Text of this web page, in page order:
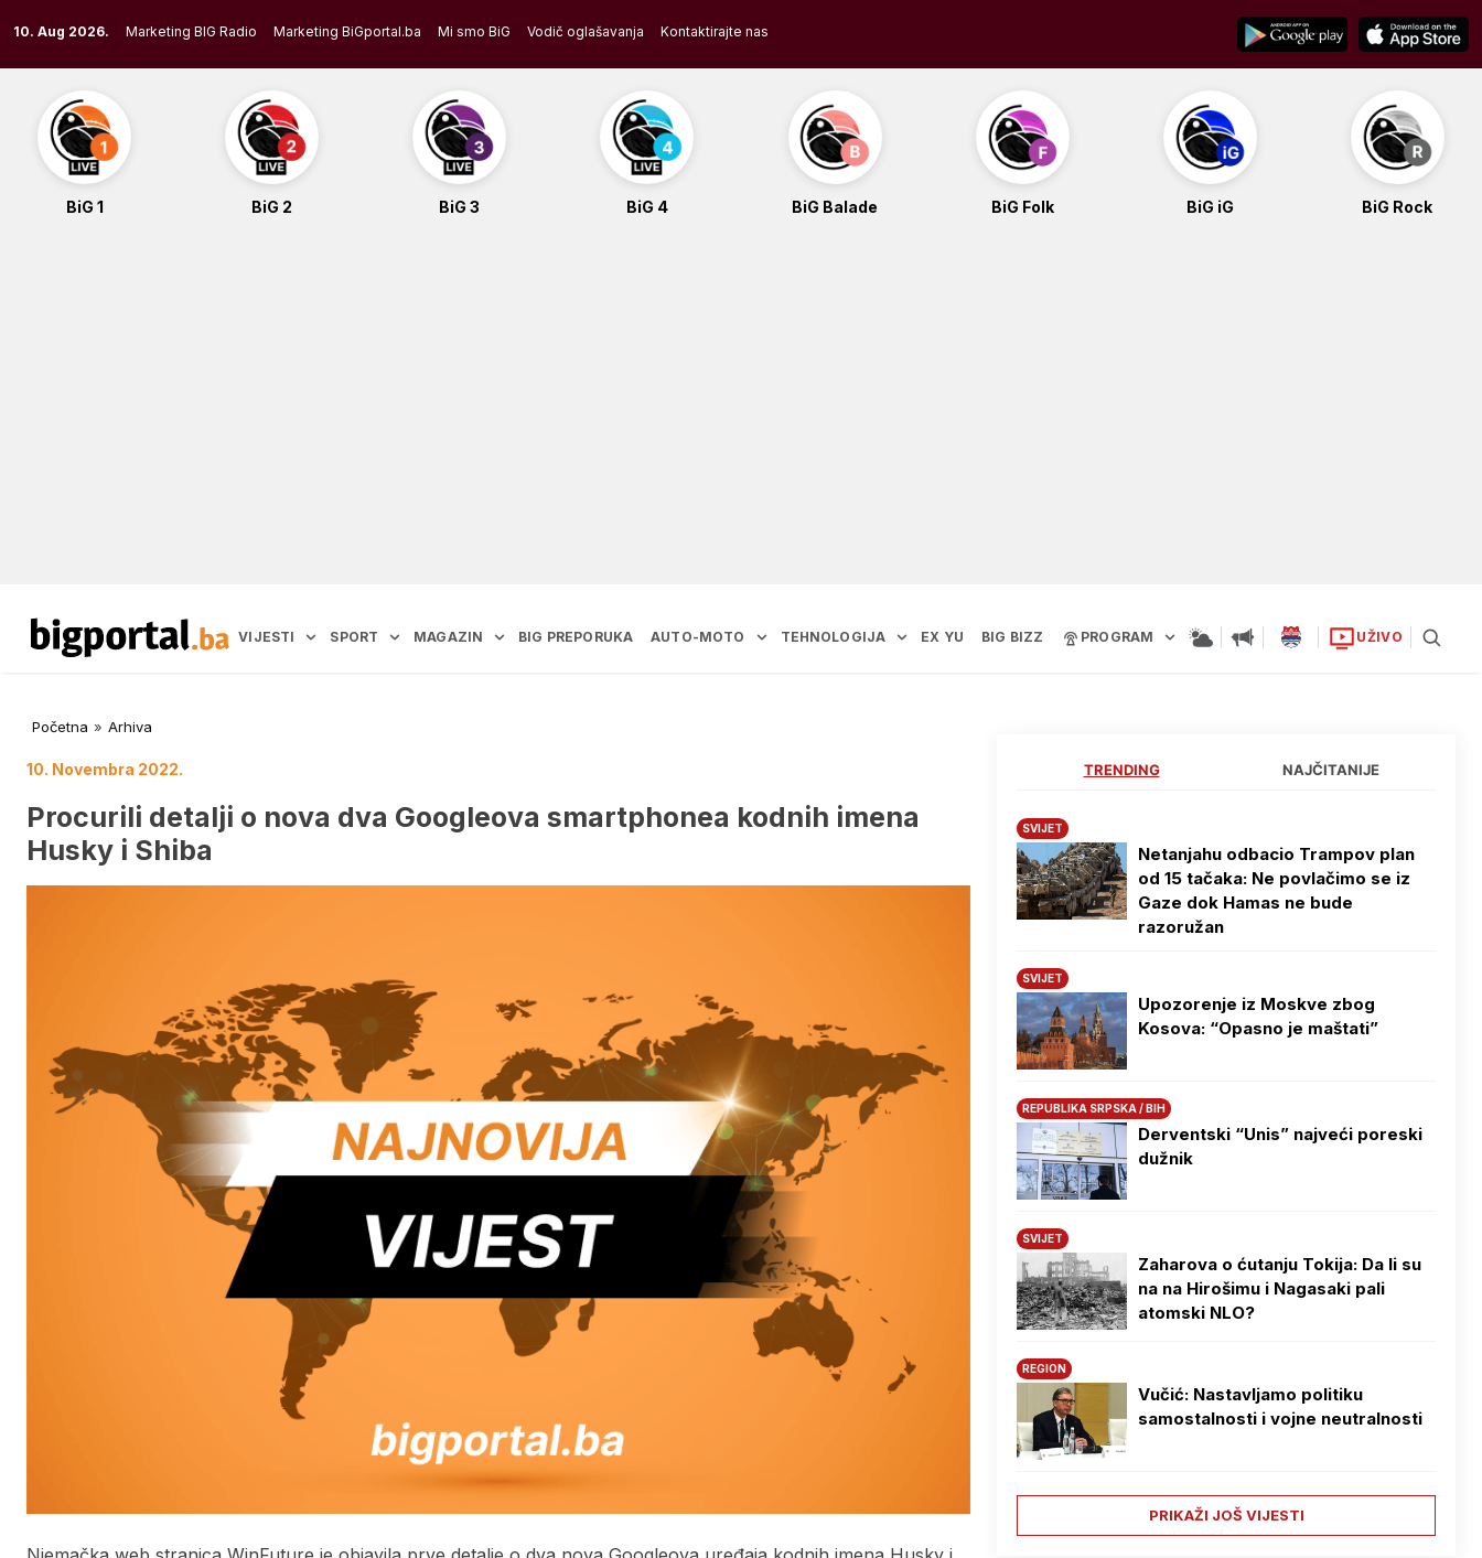
content
10. Aug 2026. Marketing BIG Radio Marketing BiGportal.ba Mi smo BiG Vodič oglašavanja Kontaktirajte nas
BiG 1 BiG 2 BiG 3 BiG 4 BiG Balade BiG Folk BiG iG BiG Rock
VIJESTI SPORT MAGAZIN BIG PREPORUKA AUTO-MOTO TEHNOLOGIJA EX YU BIG BIZZ PROGRAM UŽIVO
Početna » Arhiva
10. Novembra 2022.
Procurili detalji o nova dva Googleova smartphonea kodnih imena
Husky i Shiba
TRENDING NAJČITANIJE
SVIJET
Netanjahu odbacio Trampov plan
od 15 tačaka: Ne povlačimo se iz
Gaze dok Hamas ne bude
razoružan
SVIJET
Upozorenje iz Moskve zbog
Kosova: “Opasno je maštati”
REPUBLIKA SRPSKA / BIH
Derventski “Unis” najveći poreski
dužnik
SVIJET
Zaharova o ćutanju Tokija: Da li su
na na Hirošimu i Nagasaki pali
atomski NLO?
REGION
Vučić: Nastavljamo politiku
samostalnosti i vojne neutralnosti
PRIKAŽI JOŠ VIJESTI